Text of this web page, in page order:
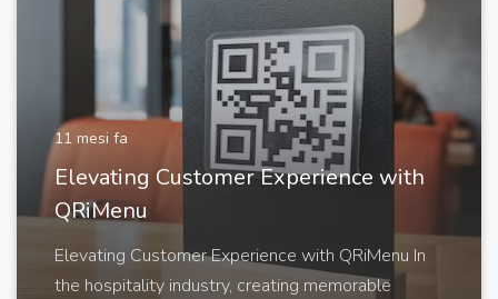
11 mesi fa
Elevating Customer Experience with
QRiMenu
Elevating Customer Experience with QRiMenu In
the hospitality industry, creating memorable